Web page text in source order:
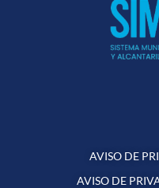
AVISO DE
AVISO DE